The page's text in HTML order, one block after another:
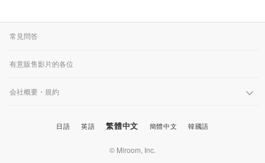
常見問答
有意販售影片的各位
会社概要・規約
日語 英語 繁體中文 簡體中文 韓國語
© Miroom, Inc.